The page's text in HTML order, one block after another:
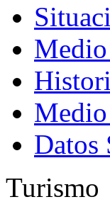
Datos
Turismo